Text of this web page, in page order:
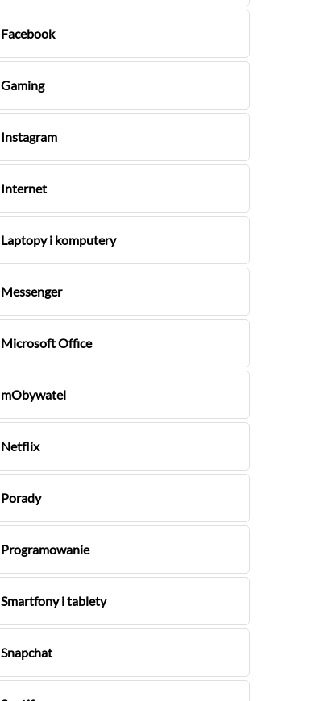
Facebook
Gaming
Instagram
Internet
Laptopy i komputery
Messenger
Microsoft Office
mObywatel
Netflix
Porady
Programowanie
Smartfony i tablety
Snapchat